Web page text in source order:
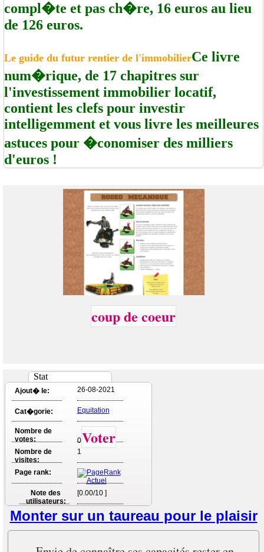
compl�te et pas ch�re, 16 euros au lieu
de 126 euros.
Le guide du futur rentier de l'immobilierCe livre
num�rique, de 17 chapitres sur
l'investissement immobilier locatif,
contient les clefs pour investir
intelligemment et vous livre les meilleures
astuces pour �conomiser des milliers
d'euros !
coup de coeur
Stat
Ajout� le: 26-08-2021
Cat�gorie: Equitation
Nombre de
votes:
0Voter
Nombre de
visites:
1
Page rank:
Note des
utilisateurs:
[0.00/10 ]
Monter sur un taureau pour le plaisir